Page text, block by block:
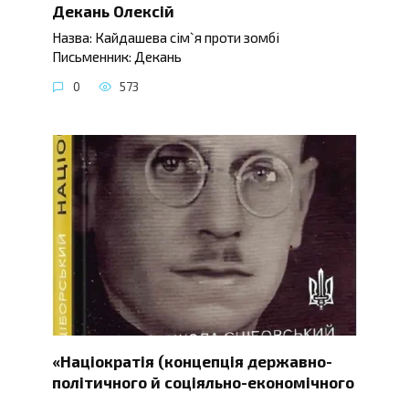
Декань Олексій
Назва: Кайдашева сім`я проти зомбі
Письменник: Декань
0 573
«Націократія (концепція державно-
політичного й соціяльно-економічного